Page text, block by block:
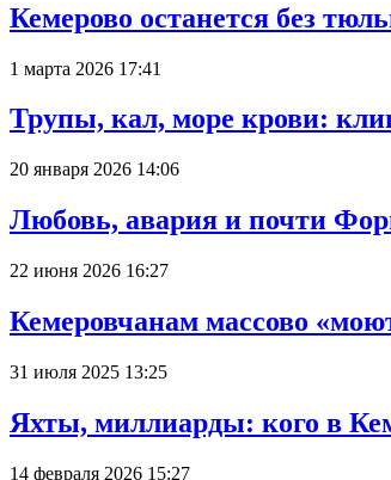
Кемерово останется без
1 марта 2026 17:41
Трупы, кал, море крови:
20 января 2026 14:06
Любовь, авария и почти
22 июня 2026 16:27
Кемеровчанам массово
31 июля 2025 13:25
Яхты, миллиарды: кого в
14 февраля 2026 15:27